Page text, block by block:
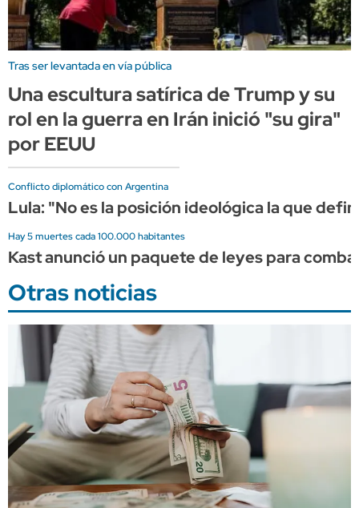
Tras ser levantada en vía pública
Una escultura satírica de Trump y su
rol en la guerra en Irán inició "su gira"
por EEUU
Conflicto diplomático con Argentina
Lula: "No es la posición ideológica la que
Hay 5 muertes cada 100.000 habitantes
Kast anunció un paquete de leyes para
Otras noticias